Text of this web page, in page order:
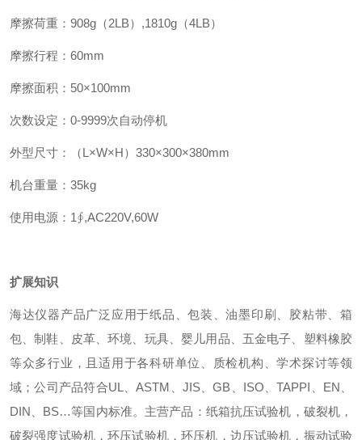
摩擦荷重：908g（2LB）,1810g（4LB）
摩擦行程：60mm
摩擦面积：50×100mm
次数设定：0-9999次自动停机
外型尺寸：（L×W×H）330×300×380mm
机台重量：35kg
使用电源：1∮,AC220V,60W
扩展知识
海达仪器产品广泛应用于纸品、包装、油墨印刷、胶粘带、箱
包、制鞋、皮革、环境、玩具、婴儿用品、五金电子、塑料橡胶
等众多行业，且适用于各科研单位、质检机构、学术探讨等领
域；公司产品符合UL、ASTM、JIS、GB、ISO、TAPPI、EN、
DIN、BS…等国内标准。主营产品：纸箱抗压试验机，破裂机，
破裂强度试验机，环压试验机，环压机，边压试验机，振动试验